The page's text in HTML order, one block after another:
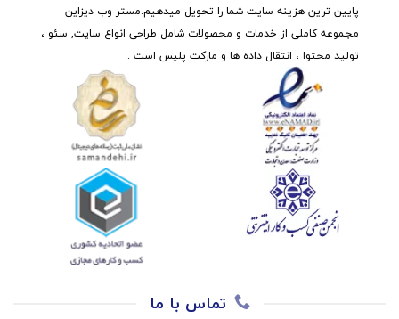
پایین ترین هزینه سایت شما را تحویل میدهیم.مستر وب دیزاین
مجموعه کاملی از خدمات و محصولات شامل طراحی انواع سایت, سئو ،
تولید محتوا ، انتقال داده ها و مارکت پلیس است .
تماس با ما